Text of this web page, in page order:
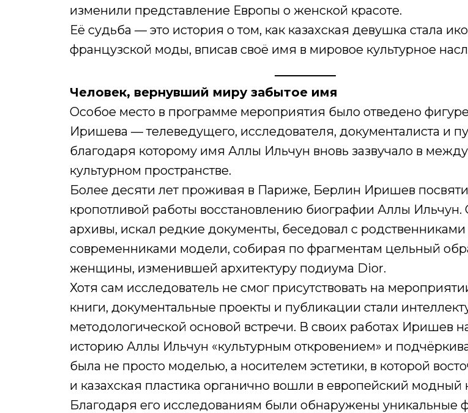
изменили представление Европы о женской красоте.
Её судьба — это история о том, как казахская девушка стала
французской моды, вписав своё имя в мировое культурное
Человек, вернувший миру забытое имя
Особое место в программе мероприятия было отведено
Иришева — телеведущего, исследователя, документалиста и
благодаря которому имя Аллы Ильчун вновь зазвучало в
культурном пространстве.
Более десяти лет проживая в Париже, Берлин Иришев
кропотливой работы восстановлению биографии Аллы Ильчун.
архивы, искал редкие документы, беседовал с родственниками
современниками модели, собирая по фрагментам цельный
женщины, изменившей архитектуру подиума Dior.
Хотя сам исследователь не смог присутствовать на
книги, документальные проекты и публикации стали
методологической основой встречи. В своих работах Иришев
историю Аллы Ильчун «культурным откровением» и
была не просто моделью, а носителем эстетики, в которой
и казахская пластика органично вошли в европейский модный
Благодаря его исследованиям были обнаружены уникальные